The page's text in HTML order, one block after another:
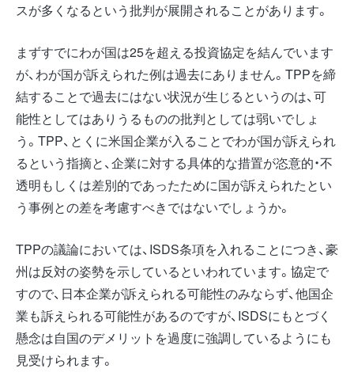
スが多くなるという批判が展開されることがあります。
まずすでにわが国は25を超える投資協定を結んでいます
が、わが国が訴えられた例は過去にありません。TPPを締
結することで過去にはない状況が生じるというのは、可
能性としてはありうるものの批判としては弱いでしょ
う。TPP、とくに米国企業が入ることでわが国が訴えられ
るという指摘と、企業に対する具体的な措置が恣意的・不
透明もしくは差別的であったために国が訴えられたとい
う事例との差を考慮すべきではないでしょうか。
TPPの議論においては、ISDS条項を入れることにつき、豪
州は反対の姿勢を示しているといわれています。協定で
すので、日本企業が訴えられる可能性のみならず、他国企
業も訴えられる可能性があるのですが、ISDSにもとづく
懸念は自国のデメリットを過度に強調しているようにも
見受けられます。